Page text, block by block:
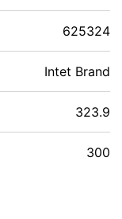
625324
Intet Brand
323.9
300